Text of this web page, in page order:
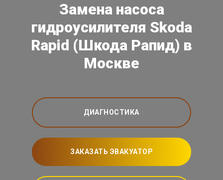
Замена насоса
гидроусилителя Skoda
Rapid (Шкода Рапид) в
Москве
ДИАГНОСТИКА
ЗАКАЗАТЬ ЭВАКУАТОР